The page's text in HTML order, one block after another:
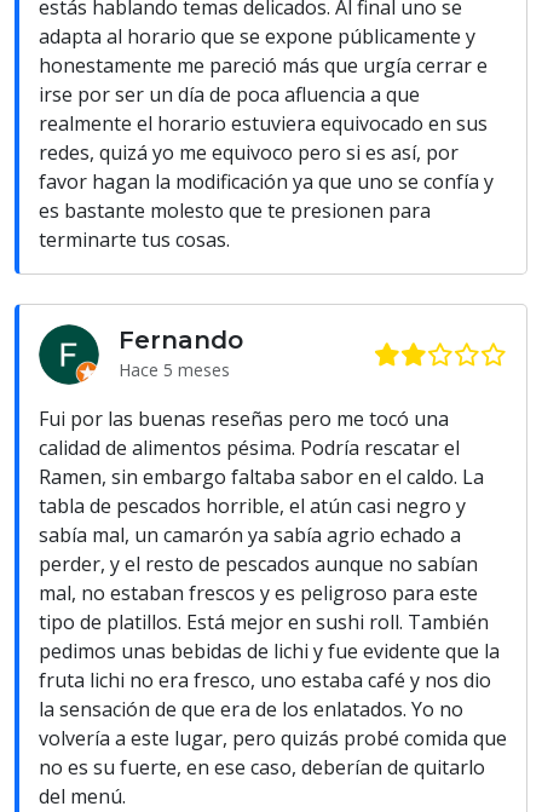
estás hablando temas delicados. Al final uno se
adapta al horario que se expone públicamente y
honestamente me pareció más que urgía cerrar e
irse por ser un día de poca afluencia a que
realmente el horario estuviera equivocado en sus
redes, quizá yo me equivoco pero si es así, por
favor hagan la modificación ya que uno se confía y
es bastante molesto que te presionen para
terminarte tus cosas.
Fernando
Hace 5 meses
Fui por las buenas reseñas pero me tocó una
calidad de alimentos pésima. Podría rescatar el
Ramen, sin embargo faltaba sabor en el caldo. La
tabla de pescados horrible, el atún casi negro y
sabía mal, un camarón ya sabía agrio echado a
perder, y el resto de pescados aunque no sabían
mal, no estaban frescos y es peligroso para este
tipo de platillos. Está mejor en sushi roll. También
pedimos unas bebidas de lichi y fue evidente que la
fruta lichi no era fresco, uno estaba café y nos dio
la sensación de que era de los enlatados. Yo no
volvería a este lugar, pero quizás probé comida que
no es su fuerte, en ese caso, deberían de quitarlo
del menú.